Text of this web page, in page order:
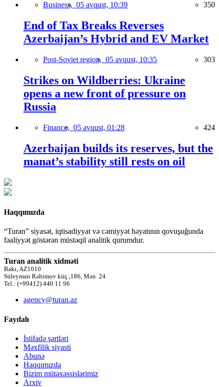
Business, 05 avqust, 10:39 350
End of Tax Breaks Reverses
Azerbaijan’s Hybrid and EV Market
Post-Soviet region, 05 avqust, 10:35 303
Strikes on Wildberries: Ukraine
opens a new front of pressure on
Russia
Finance, 05 avqust, 01:28 424
Azerbaijan builds its reserves, but the
manat’s stability still rests on oil
Haqqımızda
“Turan” siyasət, iqtisadiyyat və cəmiyyət həyatının qovuşuğunda
fəaliyyət göstərən müstəqil analitik qurumdur.
Turan analitik xidməti
Bakı, AZ1010
Süleyman Rəhimov küç.,186, Mən. 24
Tel.: (+99412) 440 11 96
agency@turan.az
Faydalı
İstifadə şərtləri
Məxfilik siyasti
Abunə
Haqqımızda
Bizim mütəxəssislərimiz
Arxiv